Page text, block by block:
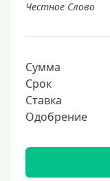
Честное Слово
Сумма
Срок
Ставка
Одобрение